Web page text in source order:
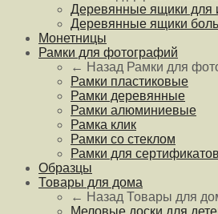
Деревянные ящики для
Деревянные ящики
Монетницы
Рамки для фотографий
← Назад Рамки для
Рамки пластиковые
Рамки деревянные
Рамки алюминиевые
Рамка клик
Рамки со стеклом
Рамки для
Образцы
Товары для дома
← Назад Товары для
Меловые доски для